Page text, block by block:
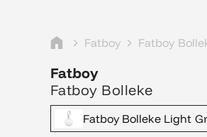
Fatboy Fatboy
Fatboy
Fatboy Bolleke
Fatboy Bolleke Light